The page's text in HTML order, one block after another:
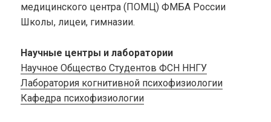
медицинского центра (ПОМЦ) ФМБА России
Школы, лицеи, гимназии.
Научные центры и лаборатории
Научное Общество Студентов ФСН ННГУ
Лаборатория когнитивной психофизиологии
Кафедра психофизиологии